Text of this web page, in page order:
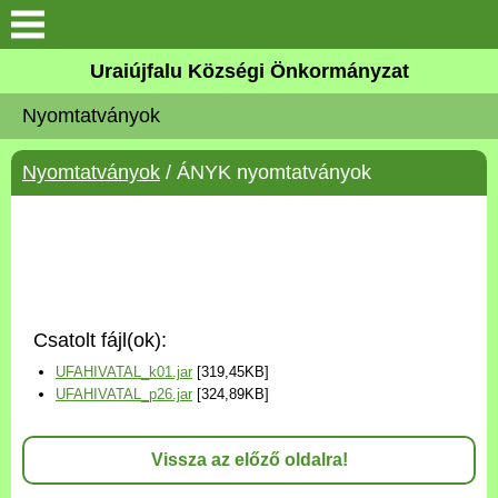
Köszöntő
Elérhetőségek
Uraiújfalu
Választási információk
Versenyképes Járások
Uraiújfalu Községi Önkormányzat
Nyomtatványok
Nyomtatványok / ÁNYK nyomtatványok
Csatolt fájl(ok):
UFAHIVATAL_k01.jar [319,45KB]
UFAHIVATAL_p26.jar [324,89KB]
Vissza az előző oldalra!